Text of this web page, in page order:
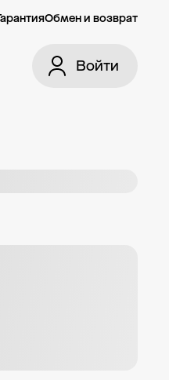
Обмен и возврат
Войти